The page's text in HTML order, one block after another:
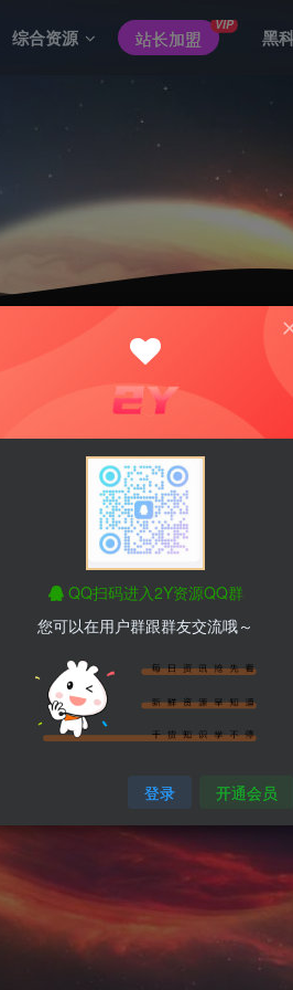
综合资源 站长加盟
VIP
黑
QQ扫码进入2Y资源QQ群
您可以在用户群跟群友交流哦～
登录 开通会员
3141785
关于我们
站点地图
特色功能
视频解析
微语
网 All Rights Reserved.滇ICP备2023004474号-